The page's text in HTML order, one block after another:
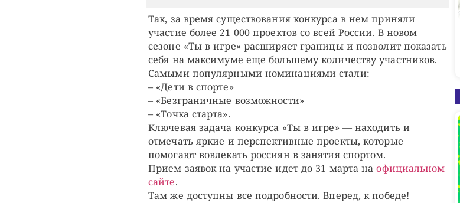
Так, за время существования конкурса в нем приняли
участие более 21 000 проектов со всей России. В новом
сезоне «Ты в игре» расширяет границы и позволит показать
себя на максимуме еще большему количеству участников.
Самыми популярными номинациями стали:
– «Дети в спорте»
– «Безграничные возможности»
– «Точка старта».
Ключевая задача конкурса «Ты в игре» — находить и
отмечать яркие и перспективные проекты, которые
помогают вовлекать россиян в занятия спортом.
Прием заявок на участие идет до 31 марта наофициальном
сайте.
Там же доступны все подробности. Вперед, к победе!